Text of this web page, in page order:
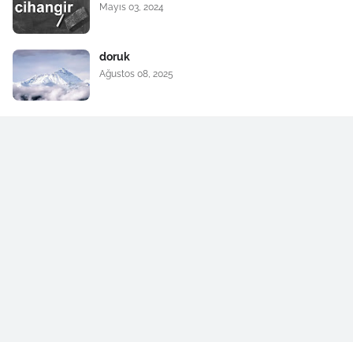
Mayıs 03, 2024
doruk
Ağustos 08, 2025